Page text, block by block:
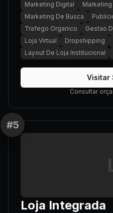
Marketing Digital
Marketing De Busca
Trafego Organico
Gestao
Loja Virtual
Dropshipping
Layout De Loja Institucional
Visitar
Consultar
#5
Loja Integrada